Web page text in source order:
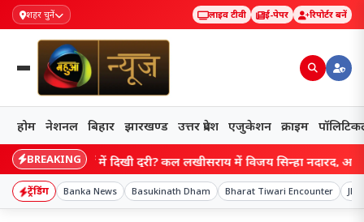
शहर चुनें लाइव टीवी ई-पेपर रिपोर्टर बनें
होम नेशनल बिहार झारखण्ड उत्तर प्रदेश एजुकेशन क्राइम
BREAKING
में दिखी दूरी? कल लखीसराय में विजय सिन्हा नदारद, आज पटना में
ट्रेंडिंग Banka News Basukinath Dham Bharat Tiwari Encounter